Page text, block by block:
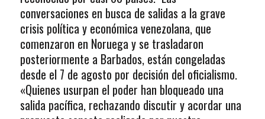
conversaciones en busca de salidas a la grave
crisis política y económica venezolana, que
comenzaron en Noruega y se trasladaron
posteriormente a Barbados, están congeladas
desde el 7 de agosto por decisión del oficialismo.
«Quienes usurpan el poder han bloqueado una
salida pacífica, rechazando discutir y acordar una